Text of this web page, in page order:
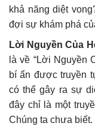
khả năng diệt
đợi sự khám phá
Lời Nguyền Của
là về “Lời Nguyền
bí ẩn được truyền
có thể gây ra sự
đây chỉ là một
Chúng ta chưa biết.